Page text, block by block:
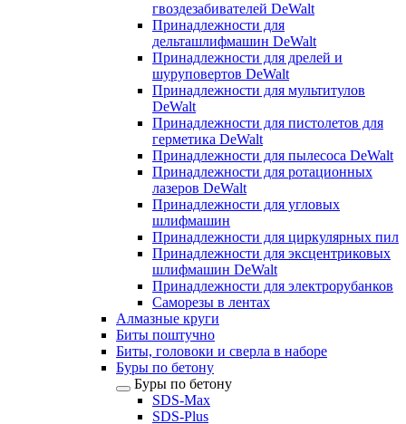
гвоздезабивателей DeWalt
Принадлежности для
дельташлифмашин DeWalt
Принадлежности для дрелей и
шуруповертов DeWalt
Принадлежности для мультитулов
DeWalt
Принадлежности для пистолетов для
герметика DeWalt
Принадлежности для пылесоса DeWalt
Принадлежности для ротационных
лазеров DeWalt
Принадлежности для угловых
шлифмашин
Принадлежности для циркулярных пил
Принадлежности для эксцентриковых
шлифмашин DeWalt
Принадлежности для электрорубанков
Саморезы в лентах
Алмазные круги
Биты поштучно
Биты, головоки и сверла в наборе
Буры по бетону
Буры по бетону
SDS-Max
SDS-Plus